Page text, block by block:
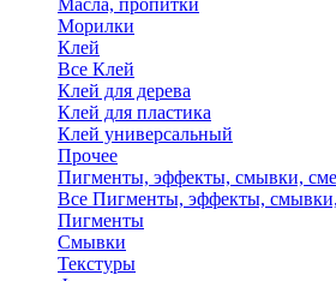
Масла, пропитки
Морилки
Клей
Все Клей
Клей для дерева
Клей для пластика
Клей универсальный
Прочее
Пигменты, эффекты, смывки,
Все Пигменты, эффекты,
Пигменты
Смывки
Текстуры